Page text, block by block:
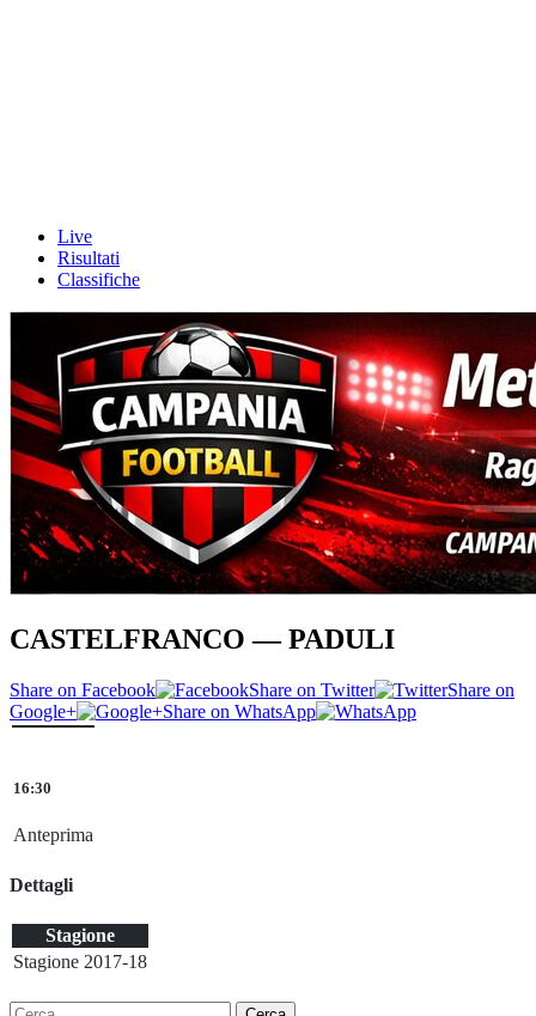
Live
Risultati
Classifiche
CASTELFRANCO — PADULI
Share on Facebook Share on Twitter
Share on
Google+
Share on WhatsApp
16:30
Anteprima
Dettagli
Stagione
Stagione 2017-18
Ricerca